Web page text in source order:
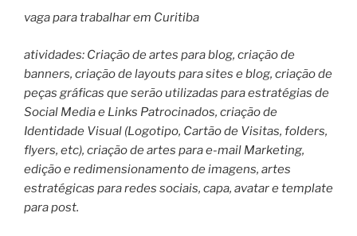
vaga para trabalhar em Curitiba
atividades: Criação de artes para blog, criação de
banners, criação de layouts para sites e blog, criação de
peças gráficas que serão utilizadas para estratégias de
Social Media e Links Patrocinados, criação de
Identidade Visual (Logotipo, Cartão de Visitas, folders,
flyers, etc), criação de artes para e-mail Marketing,
edição e redimensionamento de imagens, artes
estratégicas para redes sociais, capa, avatar e template
para post.